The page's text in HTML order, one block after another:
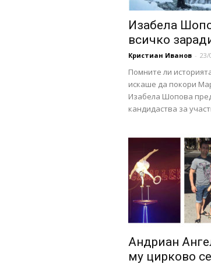
Изабела
всичко
Кристиан Иванов - 23/
Помните ли
искаше да покори
Изабела Шопова
кандидаства за
Андриан
му цирково